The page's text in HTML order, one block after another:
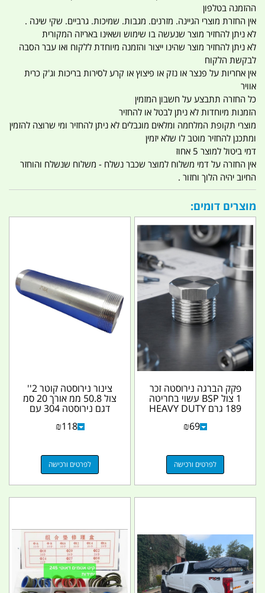
ההזמנה בטלפון
אין החזרת מוצרי הגיינה. מזרנים. מגבות. שמיכות. גרביים. שקי שינה .
לא ניתן להחזיר מוצר שנעשה בו שימוש ושאינו באריזה המקורית
לא ניתן להחזיר מוצר שהינו ייצור והזמנה מיוחדת ללקוח ואו עבר הסבה
לבקשת הלקוח
אין אחריות על פנצר או נזק או פיצוץ או קרע לסירות בריכות וג'ק כרית
אוויר
כל החזרה תתבצע על חשבון המזמין
הזמנות מיוחדות לא ניתן לבטל או להחזיר
מוצרי תקופת המלחמה ומלאים מוגבלים לא ניתן להחזיר ומי שרוצה להזמין
ומתכנן להחזיר מוטב לו שלא יזמין
דמי ביטול למוצר 5 אחוז
אין החזרה על דמי משלוח למוצר שכבר נשלח - משלוח שנשלח והוחזר
החיוב יהיה הלוך וחזור .
מוצרים דומים:
פקק הברגה נירוסטה זכר
1 צול BSP עשוי בחריטה
189 גרם HEAVY DUTY
₪69
לפרטים ורכישה
צינור נירוסטה קוטר 2''
צול 50.8 ממ אורך 20 סמ
דגם נירוסטה 304 עם
₪118
לפרטים ורכישה